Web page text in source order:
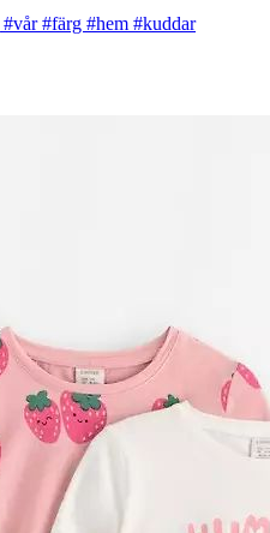
#vår#färg #hem #kuddar